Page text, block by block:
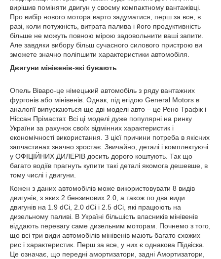
вирішив поміняти двигун у своєму компактному вантажівці.
Про вибір нового мотора варто задуматися, перш за все, в
разі, коли потужність, витрата палива і його продуктивність
більше не можуть повною мірою задовольнити ваші запити.
Але завдяки вибору більш сучасного силового пристрою ви
зможете значно поліпшити характеристики автомобіля.
Двигуни мінівенів-які бувають
Опель Віваро-це німецький автомобіль з ряду вантажних
фургонів або мінівенів. Однак, під егідою General Motors в
аналогії випускаються ще дві моделі авто – це Рено Трафік і
Ніссан Прімастат. Всі ці моделі дуже популярні на ринку
України за рахунок своїх відмінних характеристик і
економічності використання. З цієї причини потреба в якісних
запчастинах значно зростає. Звичайно, деталі і комплектуючі
у ОФІЦІЙНИХ ДИЛЕРІВ досить дорого коштують. Так що
багато водіїв прагнуть купити такі деталі якомога дешевше, в
тому числі і двигуни.
Кожен з даних автомобілів може використовувати 8 видів
двигунів, з яких 2 бензинових 2.0, а також по два види
двигунів на 1.9 dCi, 2.0 dCi і 2.5 dCi, які працюють на
дизельному паливі. В Україні більшість власників мінівенів
віддають перевагу саме дизельним моторам. Почнемо з того,
що всі три види автомобілів мінівенів мають багато схожих
рис і характеристик. Перш за все, у них є однакова Підвіска.
Це означає, що передні амортизатори, задні Амортизатори,